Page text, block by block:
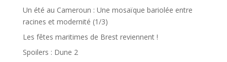
Un été au Cameroun : Une mosaïque bariolée entre
racines et modernité (1/3)
Les fêtes maritimes de Brest reviennent !
Spoilers : Dune 2